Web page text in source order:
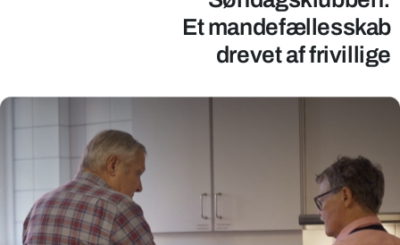
Et mandefællesskab
drevet af frivillige